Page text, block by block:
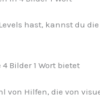
hast, kannst du
Bilder 1 Wort bietet
von Hilfen, die von